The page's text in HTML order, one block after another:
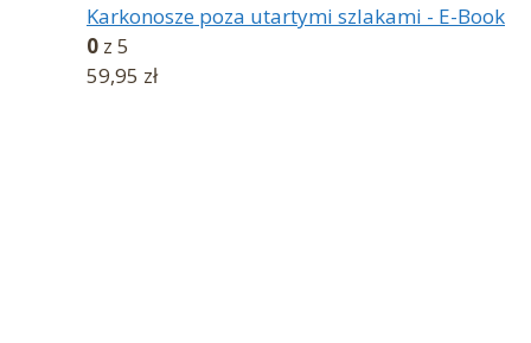
Karkonosze poza utartymi szlakami - E-Book
0 z 5
59,95 zł